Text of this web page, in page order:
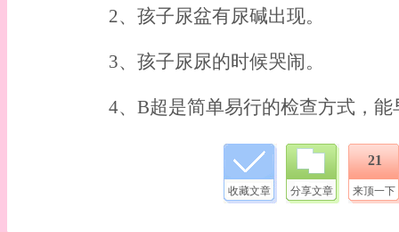
2、孩子尿盆有尿碱出现。
3、孩子尿尿的时候哭闹。
4、B超是简单易行的检查方式，能
收藏文章 分享文章
21
来顶一下